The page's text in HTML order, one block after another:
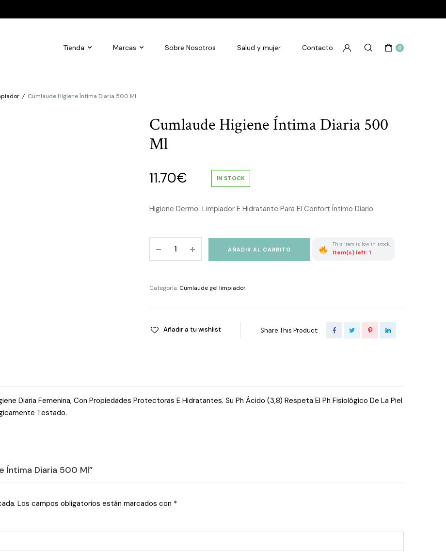
Tienda Marcas Sobre Nosotros Salud y mujer Contacto 0
/ Cumlaude Higiene Íntima Diaria 500 Ml
Cumlaude Higiene Íntima Diaria 500
Ml
11.70€ IN STOCK
Higiene Dermo-Limpiador E Hidratante Para El Confort Íntimo Diario
Higiene
500
AÑADIR AL CARRITO
This item is low in stock.
Item(s) left: 1
Categoría: Cumlaude gel limpiador
Añadir a tu wishlist Share This Product:
Diaria Femenina, Con Propiedades Protectoras E Hidratantes. Su Ph Ácido (3,8) Respeta El Ph Fisiológico De La Piel
Testado.
Íntima Diaria 500 Ml”
Los campos obligatorios están marcados con *